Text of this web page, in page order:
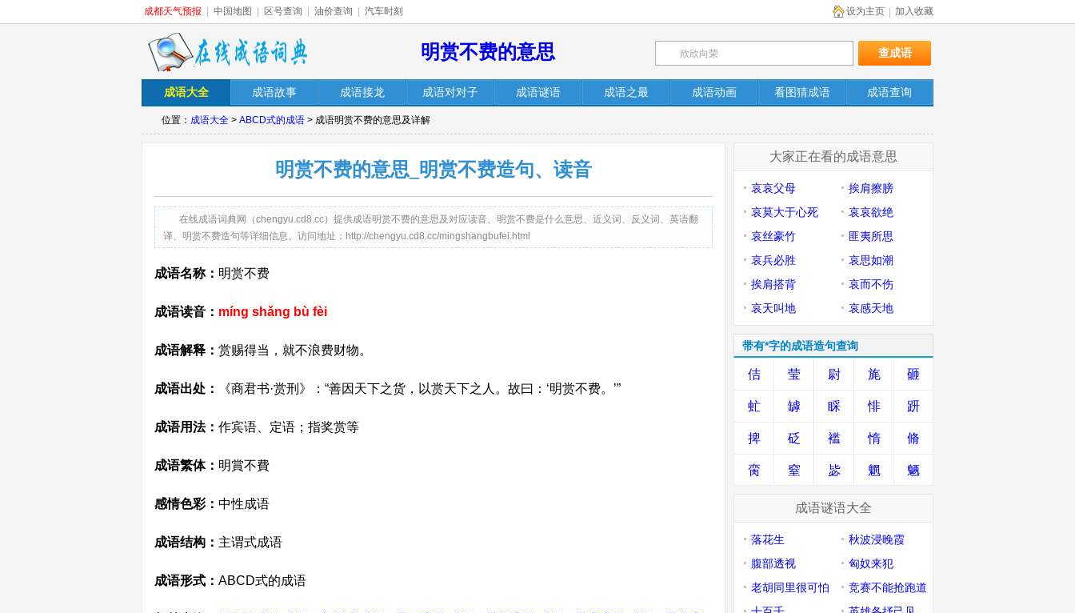
成都天气预报 中国地图 区号查询 油价查询 汽车时刻 加入收藏
设为主页
明赏不费的意思
成语大全 成语故事 成语接龙 成语对对子 成语谜语 成语之最 成语动画 看图猜成语 成语查询
位置： 成语大全 > ABCD式的成语 > 成语明赏不费的意思及详解
明赏不费的意思_明赏不费造句、读音
在线成语词典网（chengyu.cd8.cc）提供成语明赏不费的意思及对应读音、明赏不费是什么意思、近义词、反义词、英语翻
译、明赏不费造句等详细信息。访问地址：http://chengyu.cd8.cc/mingshangbufei.html
成语名称： 明赏不费
成语读音： míng shǎng bù fèi
成语解释： 赏赐得当，就不浪费财物。
成语出处： 《商君书·赏刑》：“善因天下之货，以赏天下之人。故曰：‘明赏不费。’”
成语用法： 作宾语、定语；指奖赏等
成语繁体： 明賞不費
感情色彩： 中性成语
成语结构： 主谓式成语
成语形式： ABCD式的成语
大家正在看的成语意思
哀哀父母
挨肩擦膀
哀莫大于心死
哀哀欲绝
哀丝豪竹
匪夷所思
哀兵必胜
哀思如潮
挨肩搭背
哀而不伤
哀天叫地
哀感天地
带有*字的成语造句查询
佶 莹 尉 旄 砸
虻 罅 睬 悱 趼
捭 砭 褴 惰 脩
脔 窒 毖 魍 魉
成语谜语大全
落花生
秋波浸晚霞
腹部透视
匈奴来犯
老胡同里很可怕
竞赛不能抢跑道